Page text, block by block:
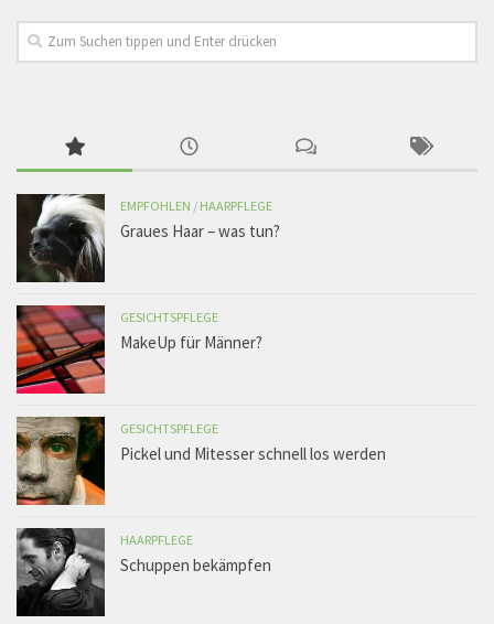
EMPFOHLEN / HAARPFLEGE
Graues Haar – was tun?
GESICHTSPFLEGE
MakeUp für Männer?
GESICHTSPFLEGE
Pickel und Mitesser schnell los werden
HAARPFLEGE
Schuppen bekämpfen